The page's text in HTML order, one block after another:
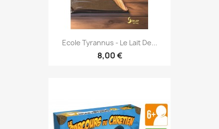
Ecole Tyrannus - Le Lait De...
8,00 €